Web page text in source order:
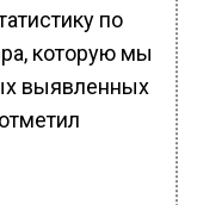
по
которую мы
выявленных